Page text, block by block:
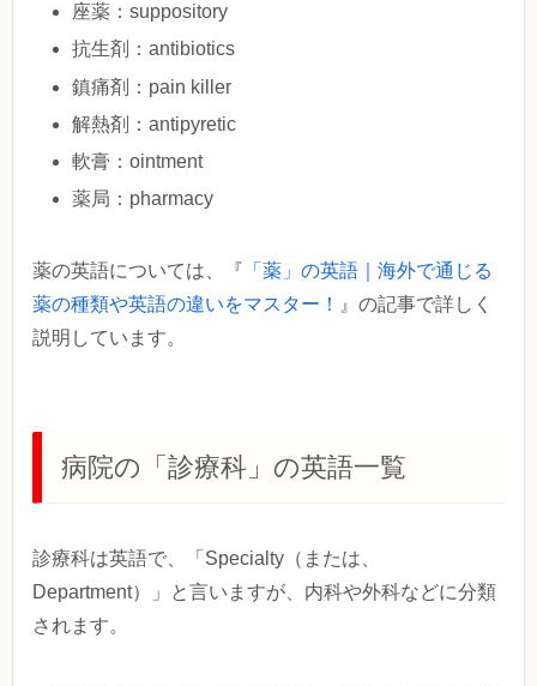
座薬：suppository
抗生剤：antibiotics
鎮痛剤：pain killer
解熱剤：antipyretic
軟膏：ointment
薬局：pharmacy
薬の英語については、『 「薬」の英語｜海外で通じる
薬の種類や英語の違いをマスター！
』の記事で詳しく
説明しています。
病院の「診療科」の英語一覧
診療科は英語で、「Specialty（または、
Department）」と言いますが、内科や外科などに分類
されます。